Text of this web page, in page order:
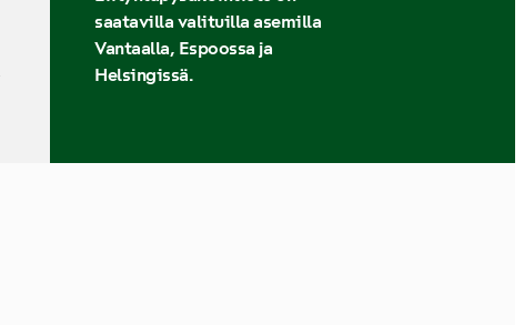
saatavilla valituilla asemilla
Vantaalla, Espoossa ja
Helsingissä.